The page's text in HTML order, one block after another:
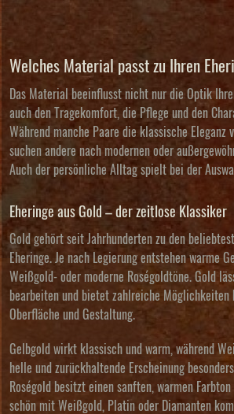
Welches Material passt zu Ihren
Das Material beeinflusst nicht nur die Optik
auch den Tragekomfort, die Pflege und den
Während manche Paare die klassische Eleganz
suchen andere nach modernen oder
Auch der persönliche Alltag spielt bei der
Eheringe aus Gold – der zeitlose Klassiker
Gold gehört seit Jahrhunderten zu den
Eheringe. Je nach Legierung entstehen warme
Weißgold- oder moderne Roségoldtöne. Gold
bearbeiten und bietet zahlreiche Möglichkeiten
Oberfläche und Gestaltung.
Gelbgold wirkt klassisch und warm, während
helle und zurückhaltende Erscheinung
Roségold besitzt einen sanften, warmen
schön mit Weißgold, Platin oder Diamanten